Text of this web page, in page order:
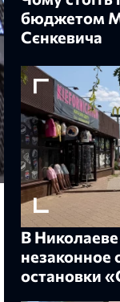
бюджетом
Сєнкевича
В
незаконное
остановки